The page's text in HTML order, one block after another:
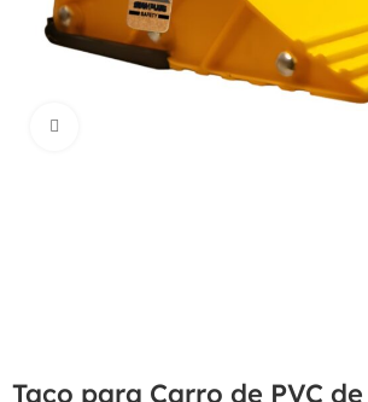
Taco para Carro de PVC de